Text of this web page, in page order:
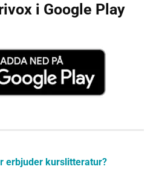
i Google Play
erbjuder kurslitteratur?